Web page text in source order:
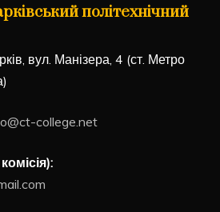
політехнічний
вул. Манізера, 4 (ст. Метро
college.net